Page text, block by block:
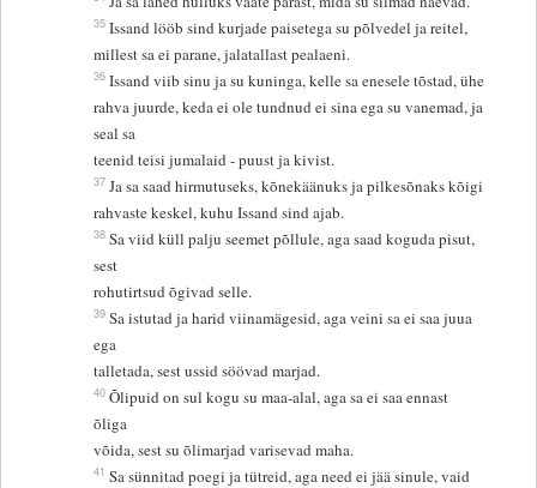
35 Issand lööb sind kurjade paisetega su põlvedel ja reitel,
millest sa ei parane, jalatallast pealaeni.
36 Issand viib sinu ja su kuninga, kelle sa enesele tõstad, ühe
rahva juurde, keda ei ole tundnud ei sina ega su vanemad, ja
seal sa
teenid teisi jumalaid - puust ja kivist.
37 Ja sa saad hirmutuseks, kõnekäänuks ja pilkesõnaks kõigi
rahvaste keskel, kuhu Issand sind ajab.
38 Sa viid küll palju seemet põllule, aga saad koguda pisut,
sest
rohutirtsud õgivad selle.
39 Sa istutad ja harid viinamägesid, aga veini sa ei saa juua
ega
talletada, sest ussid söövad marjad.
40 Õlipuid on sul kogu su maa-alal, aga sa ei saa ennast
õliga
võida, sest su õlimarjad varisevad maha.
41 Sa sünnitad poegi ja tütreid, aga need ei jää sinule, vaid